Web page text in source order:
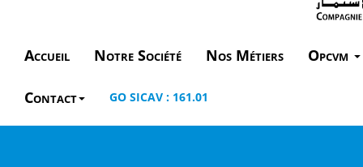
Accueil Notre Société Nos Métiers Opcvm
Contact GO SICAV : 161.01